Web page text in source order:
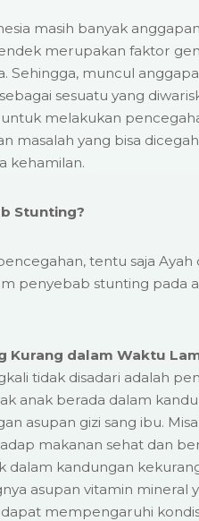
masih banyak
merupakan faktor
Sehingga, muncul
sesuatu yang
melakukan
masalah yang bisa
kehamilan.
Stunting?
tentu saja
penyebab stunting pada
Kurang dalam Waktu
tidak disadari adalah
anak berada dalam
asupan gizi sang ibu.
makanan sehat dan
dalam kandungan
asupan vitamin mineral
mempengaruhi